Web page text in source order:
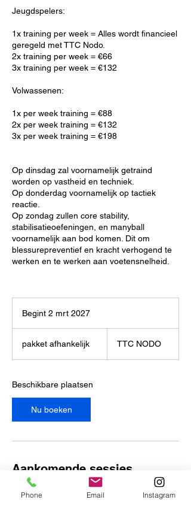
Jeugdspelers:
1x training per week = Alles wordt financieel
geregeld met TTC Nodo.
2x training per week = €66
3x training per week = €132
Volwassenen:
1x per week training = €88
2x per week training = €132
3x per week training = €198
Op dinsdag zal voornamelijk getraind
worden op vastheid en techniek.
Op donderdag voornamelijk op tactiek
reactie.
Op zondag zullen core stability,
stabilisatieoefeningen, en manyball
voornamelijk aan bod komen. Dit om
blessurepreventief en kracht verhogend te
werken en te werken aan voetensnelheid.
Begint 2 mrt 2027
n
2
pakket afhankelijk TTC NODO
Beschikbare plaatsen
Nu boeken
Aankomende sessies
Phone Email Instagram